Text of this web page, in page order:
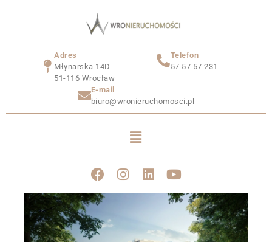
Adres
Młynarska 14D
51-116 Wrocław
Telefon
57 57 57 231
E-mail
biuro@wronieruchomosci.pl